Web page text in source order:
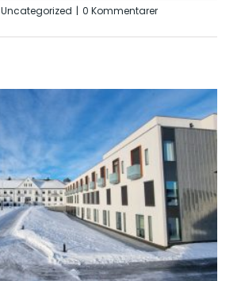
Uncategorized | 0 Kommentarer